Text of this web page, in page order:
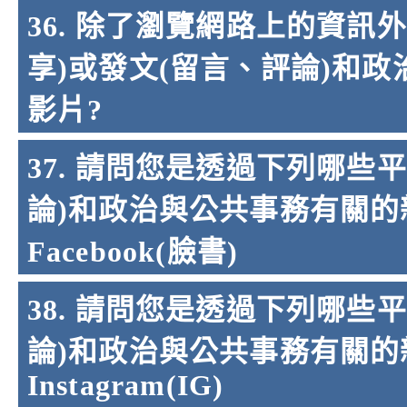
36. 除了瀏覽網路上的資訊
享)或發文(留言、評論)和政
影片?
37. 請問您是透過下列哪些
論)和政治與公共事務有關
Facebook(臉書)
38. 請問您是透過下列哪些
論)和政治與公共事務有關
Instagram(IG)